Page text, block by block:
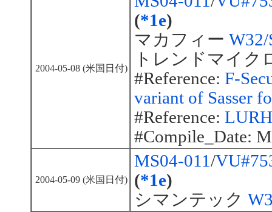
2004-05-08 (米国日付)
(*1e)
マカフィー W32/
トレンドマイク
#Reference: F-
variant of Sasser
#Reference:
#Compile_Date:
2004-05-09 (米国日付)
MS04-011/
(*1e)
シマンテック